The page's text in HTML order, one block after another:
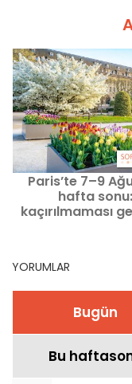
Paris’te 7–9
hafta sonu:
kaçırılmaması
YORUMLAR
Bugün
Bu